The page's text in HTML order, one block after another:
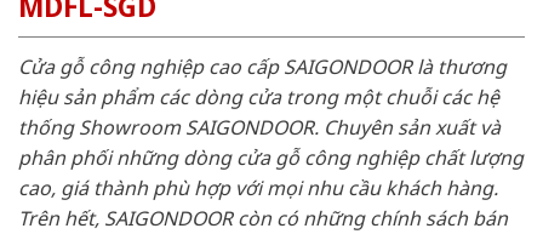
Cửa gỗ công nghiệp cao cấp SAIGONDOOR là thương
hiệu sản phẩm các dòng cửa trong một chuỗi các hệ
thống Showroom SAIGONDOOR. Chuyên sản xuất và
phân phối những dòng cửa gỗ công nghiệp chất lượng
cao, giá thành phù hợp với mọi nhu cầu khách hàng.
Trên hết, SAIGONDOOR còn có những chính sách bán